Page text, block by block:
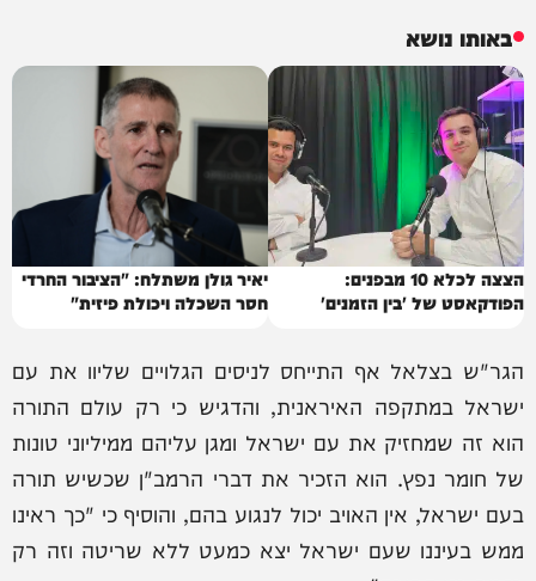
באותו נושא
הצצה לכלא 10 מבפנים:
הפודקאסט של 'בין הזמנים'
יאיר גולן משתלח: "הציבור החרדי
חסר השכלה ויכולת פיזית"
הגר"ש בצלאל אף התייחס לניסים הגלויים שליוו את עם
ישראל במתקפה האיראנית, והדגיש כי רק עולם התורה
הוא זה שמחזיק את עם ישראל ומגן עליהם ממיליוני טונות
של חומר נפץ. הוא הזכיר את דברי הרמב"ן שכשיש תורה
בעם ישראל, אין האויב יכול לנגוע בהם, והוסיף כי "כך ראינו
ממש בעיננו שעם ישראל יצא כמעט ללא שריטה וזה רק